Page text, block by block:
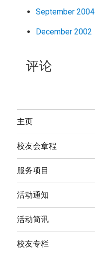
September 2004
December 2002
评论
主页
校友会章程
服务项目
活动通知
活动简讯
校友专栏